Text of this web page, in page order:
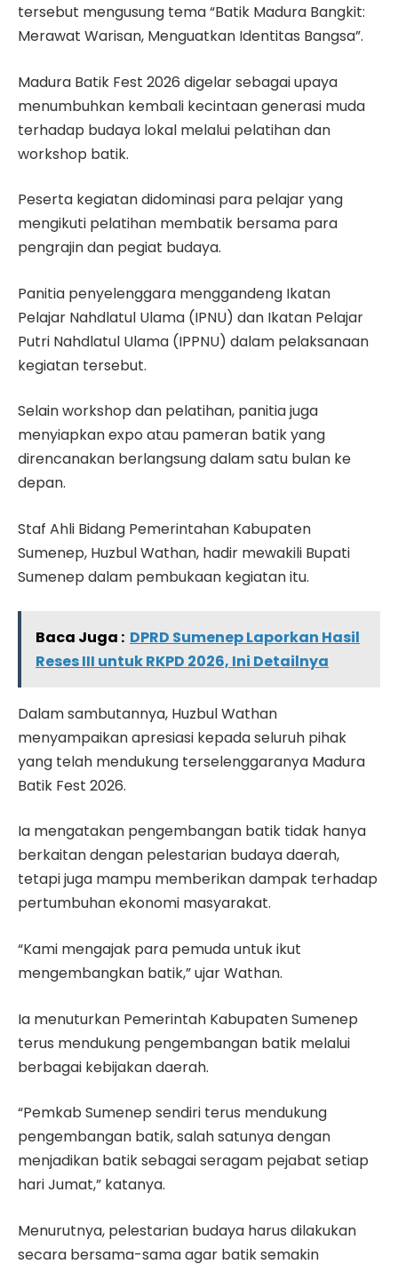
tersebut mengusung tema “Batik Madura Bangkit:
Merawat Warisan, Menguatkan Identitas Bangsa”.
Madura Batik Fest 2026 digelar sebagai upaya
menumbuhkan kembali kecintaan generasi muda
terhadap budaya lokal melalui pelatihan dan
workshop batik.
Peserta kegiatan didominasi para pelajar yang
mengikuti pelatihan membatik bersama para
pengrajin dan pegiat budaya.
Panitia penyelenggara menggandeng Ikatan
Pelajar Nahdlatul Ulama (IPNU) dan Ikatan Pelajar
Putri Nahdlatul Ulama (IPPNU) dalam pelaksanaan
kegiatan tersebut.
Selain workshop dan pelatihan, panitia juga
menyiapkan expo atau pameran batik yang
direncanakan berlangsung dalam satu bulan ke
depan.
Staf Ahli Bidang Pemerintahan Kabupaten
Sumenep, Huzbul Wathan, hadir mewakili Bupati
Sumenep dalam pembukaan kegiatan itu.
Baca Juga : DPRD Sumenep Laporkan Hasil
Reses III untuk RKPD 2026, Ini Detailnya
Dalam sambutannya, Huzbul Wathan
menyampaikan apresiasi kepada seluruh pihak
yang telah mendukung terselenggaranya Madura
Batik Fest 2026.
Ia mengatakan pengembangan batik tidak hanya
berkaitan dengan pelestarian budaya daerah,
tetapi juga mampu memberikan dampak terhadap
pertumbuhan ekonomi masyarakat.
“Kami mengajak para pemuda untuk ikut
mengembangkan batik,” ujar Wathan.
Ia menuturkan Pemerintah Kabupaten Sumenep
terus mendukung pengembangan batik melalui
berbagai kebijakan daerah.
“Pemkab Sumenep sendiri terus mendukung
pengembangan batik, salah satunya dengan
menjadikan batik sebagai seragam pejabat setiap
hari Jumat,” katanya.
Menurutnya, pelestarian budaya harus dilakukan
secara bersama-sama agar batik semakin